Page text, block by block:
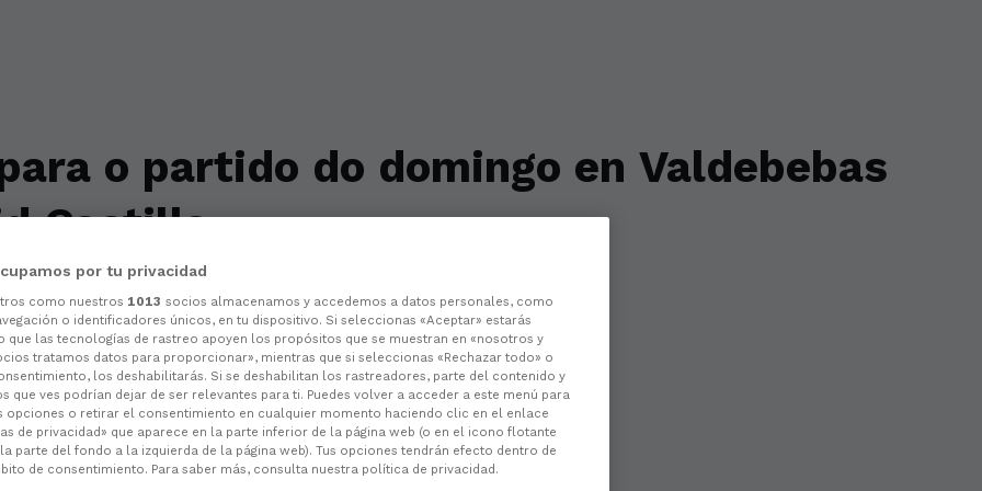
o partido do domingo en Valdebebas
Castilla
para a bancada visitante
por tu privacidad
como nuestros 1013 socios almacenamos y accedemos a datos personales, como
o identificadores únicos, en tu dispositivo. Si seleccionas «Aceptar» estarás
que las tecnologías de rastreo apoyen los propósitos que se muestran en «nosotros y
tratamos datos para proporcionar», mientras que si seleccionas «Rechazar todo» o
los deshabilitarás. Si se deshabilitan los rastreadores, parte del contenido y
que ves podrían dejar de ser relevantes para ti. Puedes volver a acceder a este menú para
opciones o retirar el consentimiento en cualquier momento haciendo clic en el enlace
de privacidad» que aparece en la parte inferior de la página web (o en el icono flotante
parte del fondo a la izquierda de la página web). Tus opciones tendrán efecto dentro de
de consentimiento. Para saber más, consulta nuestra política de privacidad.